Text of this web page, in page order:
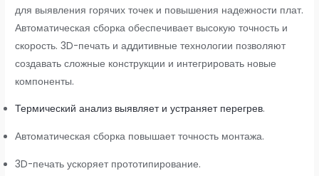
для выявления горячих точек и повышения надежности плат.
Автоматическая сборка обеспечивает высокую точность и
скорость. 3D-печать и аддитивные технологии позволяют
создавать сложные конструкции и интегрировать новые
компоненты.
Термический анализ выявляет и устраняет перегрев.
Автоматическая сборка повышает точность монтажа.
3D-печать ускоряет прототипирование.